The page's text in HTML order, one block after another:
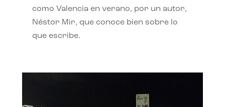
como Valencia en verano, por un autor,
Néstor Mir, que conoce bien sobre lo
que escribe.